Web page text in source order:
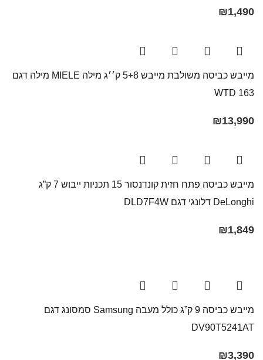
₪1,490
מייבש כביסה משולבת מייבש 5+8 ק׳׳ג מילה MIELE מילה דגם
WTD 163
₪13,990
מייבש כביסה פתח חזית קונדנסור 15 תכניות ייבוש 7 ק”ג
DeLonghi דלונגי דגם DLD7F4W
₪1,849
מייבש כביסה 9 ק”ג כולל מעבה Samsung סמסונג דגם
DV90T5241AT
₪3,390